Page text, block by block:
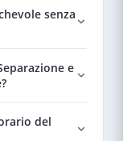
senza
e
del